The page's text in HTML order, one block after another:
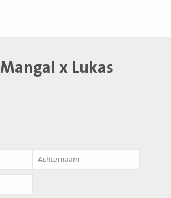
Mangal x Lukas